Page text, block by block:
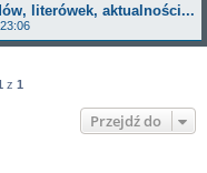
literówek, aktualności...
z 1
Przejdź do